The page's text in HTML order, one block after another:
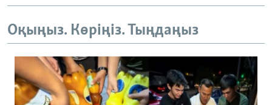
Оқыңыз. Көріңіз. Тыңдаңыз